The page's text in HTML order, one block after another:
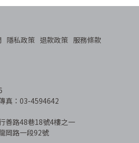
隱私政策 退款政策 服務條款
真：03-4594642
善路48巷18號4樓之一
岡路一段92號